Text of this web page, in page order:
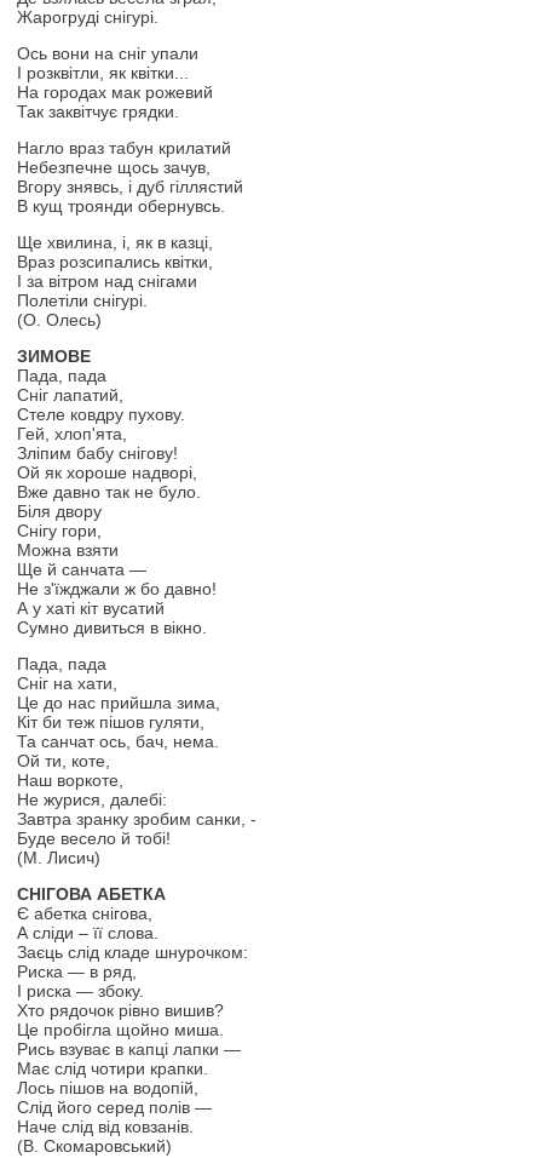
Жарогруді снігурі.
Ось вони на сніг упали
І розквітли, як квітки...
На городах мак рожевий
Так заквітчує грядки.
Нагло враз табун крилатий
Небезпечне щось зачув,
Вгору знявсь, і дуб гіллястий
В кущ троянди обернувсь.
Ще хвилина, і, як в казці,
Враз розсипались квітки,
І за вітром над снігами
Полетіли снігурі.
(О. Олесь)
ЗИМОВЕ
Пада, пада
Сніг лапатий,
Стеле ковдру пухову.
Гей, хлоп'ята,
Зліпим бабу снігову!
Ой як хороше надворі,
Вже давно так не було.
Біля двору
Снігу гори,
Можна взяти
Ще й санчата —
Не з'їжджали ж бо давно!
А у хаті кіт вусатий
Сумно дивиться в вікно.
Пада, пада
Сніг на хати,
Це до нас прийшла зима,
Кіт би теж пішов гуляти,
Та санчат ось, бач, нема.
Ой ти, коте,
Наш воркоте,
Не журися, далебі:
Завтра зранку зробим санки, -
Буде весело й тобі!
(М. Лисич)
СНІГОВА АБЕТКА
Є абетка снігова,
А сліди – її слова.
Заєць слід кладе шнурочком:
Риска — в ряд,
І риска — збоку.
Хто рядочок рівно вишив?
Це пробігла щойно миша.
Рись взуває в капці лапки —
Має слід чотири крапки.
Лось пішов на водопій,
Слід його серед полів —
Наче слід від ковзанів.
(В. Скомаровський)